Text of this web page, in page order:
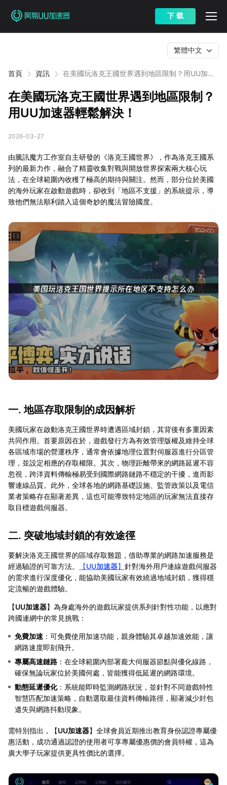
下 载
首頁 資訊
在美國玩洛克王國世界遇到地區限制？用UU加速
繁體中文
在美國玩洛克王國世界遇到地區限制？
用UU加速器輕鬆解決！
2026-03-27
由騰訊魔方工作室自主研發的《洛克王國世界》，作為洛克王國系
列的最新力作，融合了精靈收集對戰與開放世界探索兩大核心玩
法，在全球範圍內收穫了極高的期待與關注。然而，部分位於美國
的海外玩家在啟動遊戲時，卻收到「地區不支援」的系統提示，導
致他們無法順利踏入這個奇妙的魔法冒險國度。
一. 地區存取限制的成因解析
美國玩家在啟動洛克王國世界時遭遇區域封鎖，其背後有多重因素
共同作用。首要原因在於，遊戲發行方為有效管理版權及維持全球
各區域市場的營運秩序，通常會依據地理位置對伺服器進行分區管
理，並設定相應的存取權限。其次，物理距離帶來的網路延遲不容
忽視，跨洋資料傳輸極易受到國際網路鏈路不穩定的干擾，進而影
響連線品質。此外，全球各地的網路基礎設施、監管政策以及電信
業者策略存在顯著差異，這也可能導致特定地區的玩家無法直接存
取目標遊戲伺服器。
二. 突破地域封鎖的有效途徑
要解決洛克王國世界的區域存取難題，借助專業的網路加速服務是
經過驗證的可靠方法。
【UU加速器】 針對海外用戶連線遊戲伺服器
的需求進行深度優化，能協助美國玩家有效繞過地域封鎖，獲得穩
定流暢的遊戲體驗。
【UU加速器】為身處海外的遊戲玩家提供系列針對性功能，以應對
跨國連網中的常見挑戰：
免費加速 ：可免費使用加速功能，親身體驗其卓越加速效能，讓
網路速度即刻飛升。
專屬高速鏈路 ：在全球範圍內部署龐大伺服器節點與優化線路，
確保無論玩家位於美國何處，皆能獲得低延遲的網路環境。
動態延遲優化：系統能即時監測網路狀況，並針對不同遊戲特性
智慧匹配加速策略，自動選取最佳資料傳輸路徑，顯著減少封包
遺失與網路抖動現象。
需特別指出，【UU加速器】全球會員近期推出教育身份認證專屬優
惠活動，成功通過認證的使用者可享專屬優惠價的會員特權，這為
廣大學子玩家提供更具性價比的選擇。